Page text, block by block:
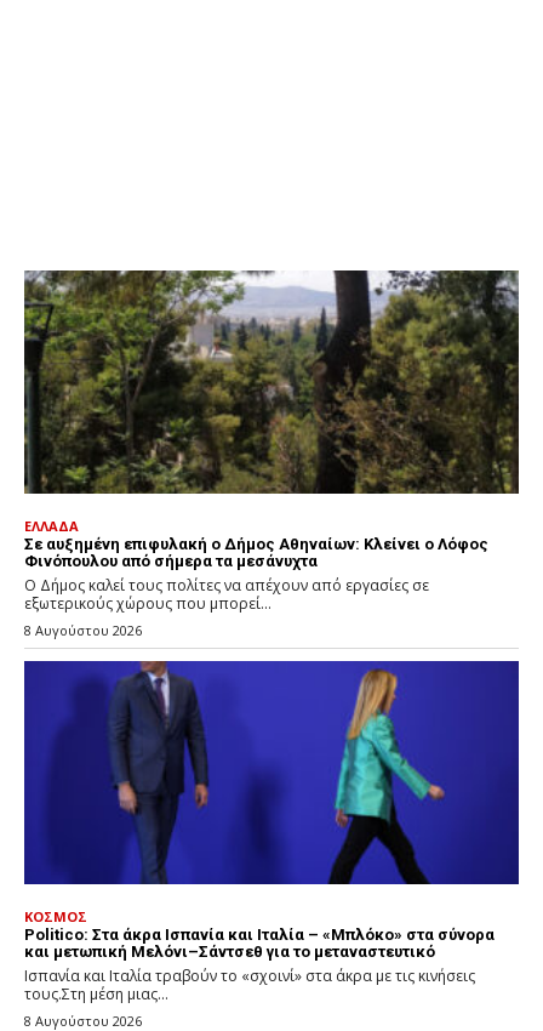
ΕΛΛΑΔΑ
Σε αυξημένη επιφυλακή ο Δήμος Αθηναίων: Κλείνει ο Λόφος
Φινόπουλου από σήμερα τα μεσάνυχτα
Ο Δήμος καλεί τους πολίτες να απέχουν από εργασίες σε
εξωτερικούς χώρους που μπορεί...
8 Αυγούστου 2026
ΚΟΣΜΟΣ
Politico: Στα άκρα Ισπανία και Ιταλία – «Μπλόκο» στα σύνορα
και μετωπική Μελόνι–Σάντσεθ για το μεταναστευτικό
Ισπανία και Ιταλία τραβούν το «σχοινί» στα άκρα με τις κινήσεις
τους.Στη μέση μιας...
8 Αυγούστου 2026